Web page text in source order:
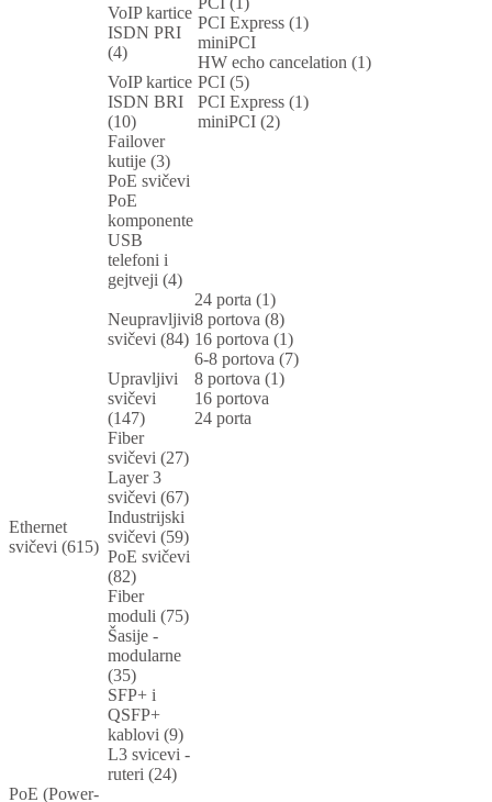
VoIP kartice
ISDN PRI
(4)
PCI Express (1)
miniPCI
HW echo cancelation (1)
VoIP kartice
ISDN BRI
(10)
PCI (5)
PCI Express (1)
miniPCI (2)
Failover
kutije (3)
PoE svičevi
PoE
komponente
USB
telefoni i
gejtveji (4)
Ethernet
svičevi (615)
Neupravljivi
svičevi (84)
24 porta (1)
8 portova (8)
16 portova (1)
6-8 portova (7)
Upravljivi
svičevi
(147)
8 portova (1)
16 portova
24 porta
Fiber
svičevi (27)
Layer 3
svičevi (67)
Industrijski
svičevi (59)
PoE svičevi
(82)
Fiber
moduli (75)
Šasije -
modularne
(35)
SFP+ i
QSFP+
kablovi (9)
L3 svicevi -
ruteri (24)
PoE (Power-